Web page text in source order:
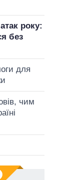
року:
без
для
чим